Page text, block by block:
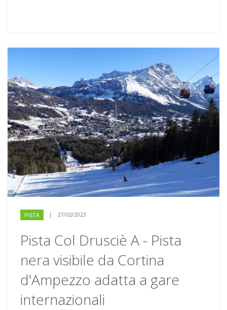
PISTA | 27/02/2023
Pista Col Drusciè A - Pista
nera visibile da Cortina
d'Ampezzo adatta a gare
internazionali